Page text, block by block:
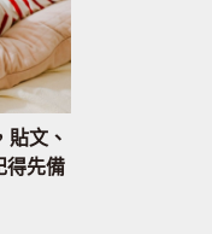
文、
得先備